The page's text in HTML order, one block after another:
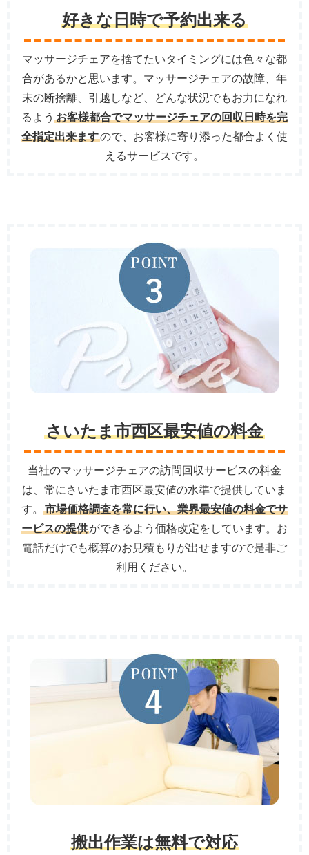
好きな日時で予約出来る
マッサージチェアを捨てたいタイミングには色々な都
合があるかと思います。マッサージチェアの故障、年
末の断捨離、引越しなど、どんな状況でもお力になれ
るようお客様都合でマッサージチェアの回収日時を完
全指定出来ますので、お客様に寄り添った都合よく使
えるサービスです。
さいたま市西区最安値の料金
当社のマッサージチェアの訪問回収サービスの料金
は、常にさいたま市西区最安値の水準で提供していま
す。市場価格調査を常に行い、業界最安値の料金でサ
ービスの提供ができるよう価格改定をしています。お
電話だけでも概算のお見積もりが出せますので是非ご
利用ください。
搬出作業は無料で対応